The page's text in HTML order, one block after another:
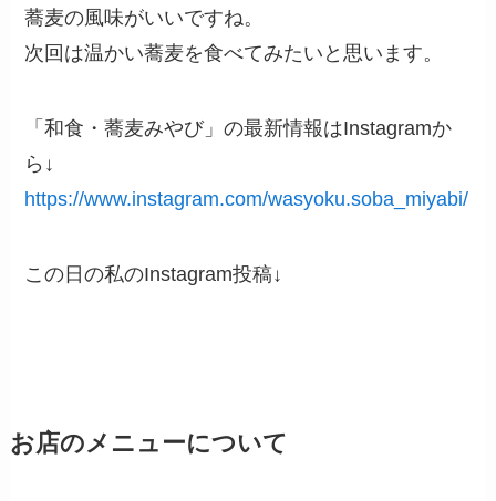
蕎麦の風味がいいですね。
次回は温かい蕎麦を食べてみたいと思います。
「和食・蕎麦みやび」の最新情報はInstagramか
ら↓
https://www.instagram.com/wasyoku.soba_miyabi/
この日の私のInstagram投稿↓
お店のメニューについて